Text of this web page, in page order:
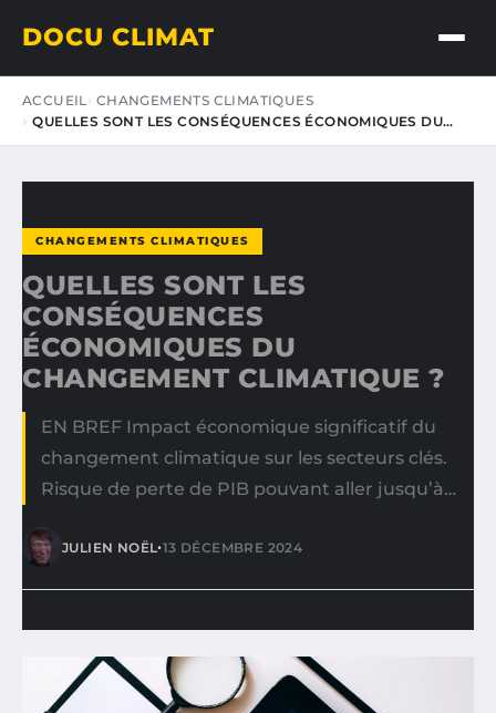
DOCU CLIMAT
ACCUEIL CHANGEMENTS CLIMATIQUES
QUELLES SONT LES CONSÉQUENCES ÉCONOMIQUES DU…
CHANGEMENTS CLIMATIQUES
QUELLES SONT LES
CONSÉQUENCES
ÉCONOMIQUES DU
CHANGEMENT CLIMATIQUE ?
EN BREF Impact économique significatif du
changement climatique sur les secteurs clés.
Risque de perte de PIB pouvant aller jusqu’à…
JULIEN NOËL•13 DÉCEMBRE 2024